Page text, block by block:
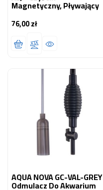
Magnetyczny, Pływający
76,00 złCena
AQUA NOVA GC-VAL-GREY
Odmulacz Do Akwarium